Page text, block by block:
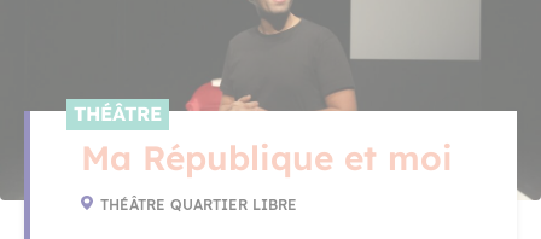
THÉÂTRE
Ma République et moi
THÉÂTRE QUARTIER LIBRE